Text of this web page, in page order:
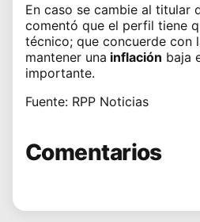
En caso se cambie al titular
comentó que el perfil tiene
técnico; que concuerde con
mantener una inflación baja
importante.
Fuente: RPP Noticias
Comentarios